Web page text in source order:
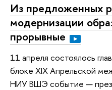
Из предложенных
модернизации
прорывные
11 апреля состоялось
блоке XIX Апрельской
НИУ ВШЭ событие —